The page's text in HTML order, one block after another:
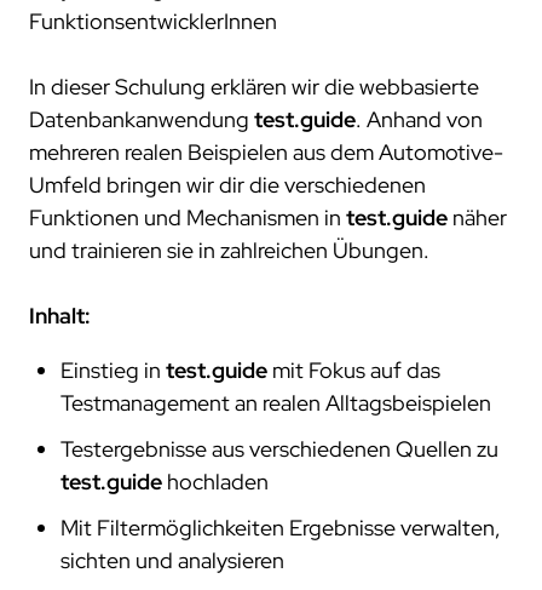
FunktionsentwicklerInnen
In dieser Schulung erklären wir die webbasierte
Datenbankanwendung test.guide. Anhand von
mehreren realen Beispielen aus dem Automotive-
Umfeld bringen wir dir die verschiedenen
Funktionen und Mechanismen in test.guide näher
und trainieren sie in zahlreichen Übungen.
Inhalt:
Einstieg in test.guide mit Fokus auf das
Testmanagement an realen Alltagsbeispielen
Testergebnisse aus verschiedenen Quellen zu
test.guide hochladen
Mit Filtermöglichkeiten Ergebnisse verwalten,
sichten und analysieren